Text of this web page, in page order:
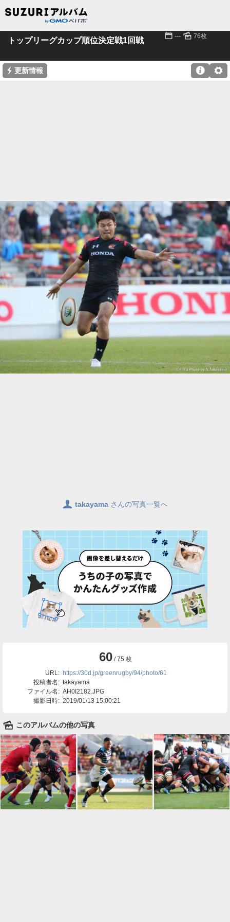
トップリーグカップ順位決定戦1回戦 📅 --- 🌄 76枚
⚡ 更新情報 ⚙

👤 takayama さんの写真一覧へ
60/ 75 枚
URL: https://30d.jp/greenrugby/94/photo/61
投稿者名: takayama
ファイル名: AH0I2182.JPG
撮影日時: 2019/01/13 15:00:21
🌄 このアルバムの他の写真